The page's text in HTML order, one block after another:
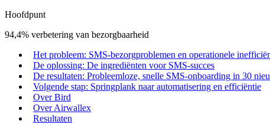
Hoofdpunt
94,4% verbetering van bezorgbaarheid
Het probleem: SMS-bezorgproblemen en operationele
De oplossing: De ingrediënten voor SMS-succes
De resultaten: Probleemloze, snelle SMS-onboarding in 30
Volgende stap: Springplank naar automatisering en efficiëntie
Over Bird
Over Airwallex
Resultaten